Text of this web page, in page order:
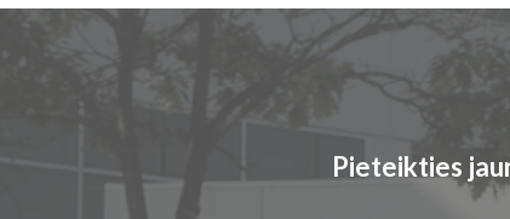
Pieteikties